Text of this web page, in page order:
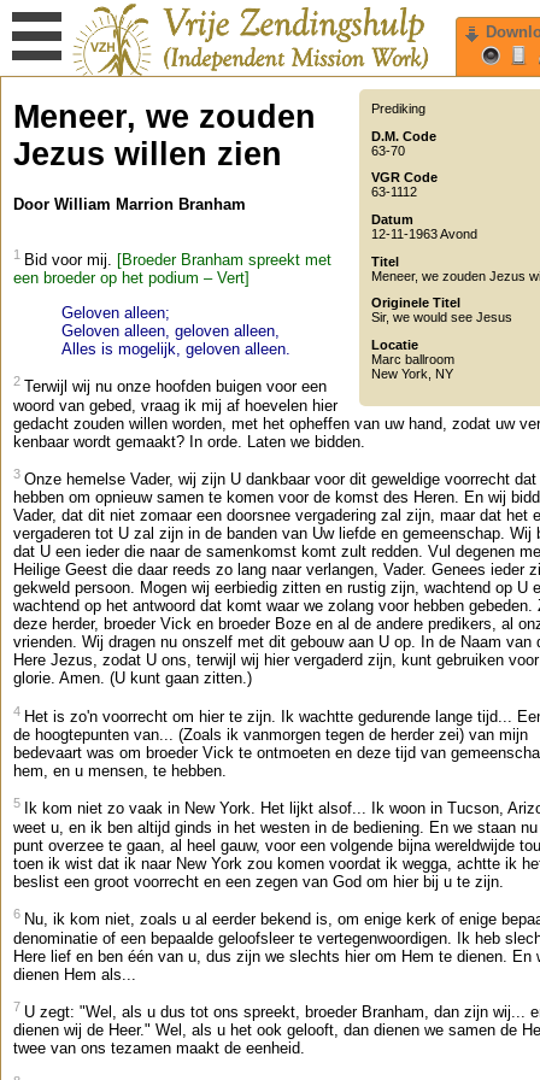
Prediking
D.M. Code
63-70
VGR Code
63-1112
Datum
12-11-1963 Avond
Titel
Meneer, we zouden Jezus
Originele Titel
Sir, we would see Jesus
Locatie
Marc ballroom
New York
NY
Meneer, we zouden
Jezus willen zien
Door William Marrion Branham
1 Bid voor mij. [Broeder Branham spreekt met
een broeder op het podium – Vert]
Geloven alleen;
Geloven alleen, geloven alleen,
Alles is mogelijk, geloven alleen.
2 Terwijl wij nu onze hoofden buigen voor een
woord van gebed, vraag ik mij af hoevelen hier
gedacht zouden willen worden, met het opheffen van uw hand, zodat uw
kenbaar wordt gemaakt? In orde. Laten we bidden.
3 Onze hemelse Vader, wij zijn U dankbaar voor dit geweldige voorrecht dat
hebben om opnieuw samen te komen voor de komst des Heren. En wij
Vader, dat dit niet zomaar een doorsnee vergadering zal zijn, maar dat het
vergaderen tot U zal zijn in de banden van Uw liefde en gemeenschap. Wij
dat U een ieder die naar de samenkomst komt zult redden. Vul degenen
Heilige Geest die daar reeds zo lang naar verlangen, Vader. Genees ieder
gekweld persoon. Mogen wij eerbiedig zitten en rustig zijn, wachtend op U
wachtend op het antwoord dat komt waar we zolang voor hebben gebeden.
deze herder, broeder Vick en broeder Boze en al de andere predikers, al
vrienden. Wij dragen nu onszelf met dit gebouw aan U op. In de Naam van
Here Jezus, zodat U ons, terwijl wij hier vergaderd zijn, kunt gebruiken
glorie. Amen. (U kunt gaan zitten.)
4 Het is zo'n voorrecht om hier te zijn. Ik wachtte gedurende lange tijd...
de hoogtepunten van... (Zoals ik vanmorgen tegen de herder zei) van mijn
bedevaart was om broeder Vick te ontmoeten en deze tijd van
hem, en u mensen, te hebben.
5
Ik kom niet zo vaak in New York. Het lijkt alsof... Ik woon in Tucson,
weet u, en ik ben altijd ginds in het westen in de bediening. En we staan
punt overzee te gaan, al heel gauw, voor een volgende bijna wereldwijde
toen ik wist dat ik naar New York zou komen voordat ik wegga, achtte ik
beslist een groot voorrecht en een zegen van God om hier bij u te zijn.
6 Nu, ik kom niet, zoals u al eerder bekend is, om enige kerk of enige
denominatie of een bepaalde geloofsleer te vertegenwoordigen. Ik heb
Here lief en ben één van u, dus zijn we slechts hier om Hem te dienen. En
dienen Hem als...
7 U zegt: "Wel, als u dus tot ons spreekt, broeder Branham, dan zijn wij...
dienen wij de Heer." Wel, als u het ook gelooft, dan dienen we samen de
twee van ons tezamen maakt de eenheid.